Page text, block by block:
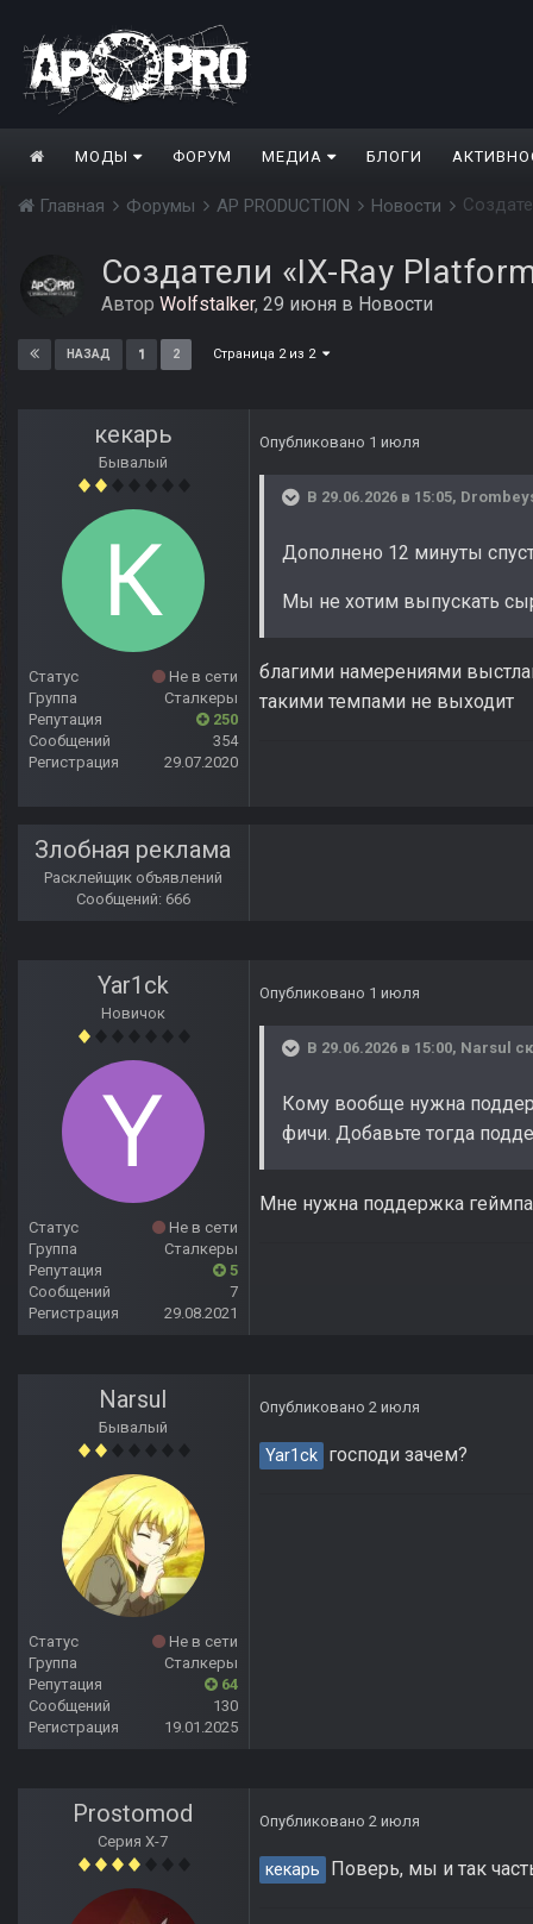
МОДЫ ФОРУМ МЕДИА БЛОГИ
Главная Форумы AP PRODUCTION Новости
Создатели «IX-Ray
Автор Wolfstalker, 29 июня в Новости
НАЗАД 1 2 Страница 2 из 2
кекарь
Бывалый
Статус
Не в сети
Группа
Сталкеры
Репутация
250
Сообщений
354
Регистрация
29.07.2020
Опубликовано 1 июля
В 29.06.2026 в 15:05,
Дополнено 12 минуты
Мы не хотим выпускать
благими намерениями
такими темпами не выходит
Злобная реклама
Расклейщик объявлений
Сообщений: 666
Yar1ck
Новичок
Статус
Не в сети
Группа
Сталкеры
Репутация
5
Сообщений
7
Регистрация
29.08.2021
Опубликовано 1 июля
В 29.06.2026 в 15:00, Narsul
Кому вообще нужна
фичи. Добавьте тогда
Мне нужна поддержка
Narsul
Бывалый
Статус
Не в сети
Группа
Сталкеры
Репутация
64
Сообщений
130
Регистрация
19.01.2025
Опубликовано 2 июля
Yar1ck господи зачем?
Prostomod
Серия Х-7
Опубликовано 2 июля
кекарь Поверь, мы и так